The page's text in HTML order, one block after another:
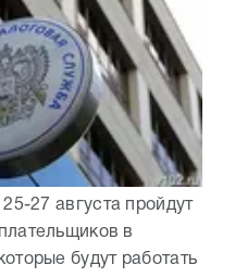
27 августа пройдут
в
будут работать